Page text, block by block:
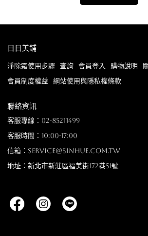
日日美鋪
淨除霜使用步驟 查詢 會員登入 購物說明
會員制度權益
網站使用與隱私權條款
聯絡資訊
客服專線：02-85211499
客服時間：10:00-17:00
信箱：service@sinhue.com.tw
地址：新北市新莊區福美街172巷51號